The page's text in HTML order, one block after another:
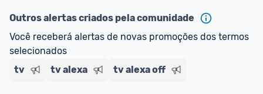
Outros alertas criados pela comunidade
Você receberá alertas de novas promoções dos termos
selecionados
tv
tv alexa tv alexa off